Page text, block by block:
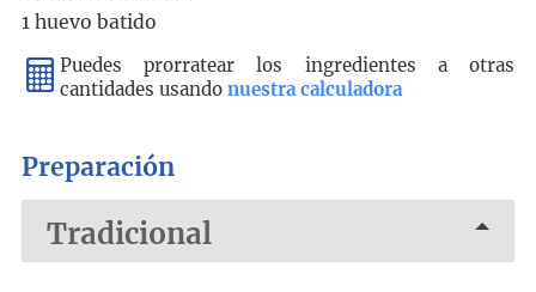
1 huevo batido
Puedes prorratear los ingredientes a otras
cantidades usando nuestra calculadora
Preparación
Tradicional